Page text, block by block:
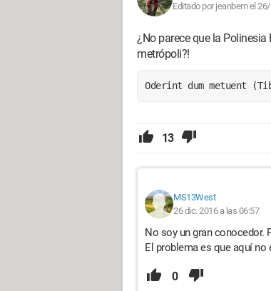
Editado por jeanbern el
¿No parece que la
metrópoli?!
Oderint dum metuent
13
MS13West
26 dic. 2016 a las 06:57
No soy un gran conocedor.
El problema es que aquí no
0